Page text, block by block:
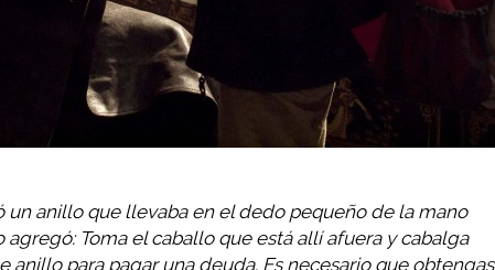
un anillo que llevaba en el dedo pequeño de la mano
Toma el caballo que está allí afuera y cabalga
anillo para pagar una deuda. Es necesario que obtengas